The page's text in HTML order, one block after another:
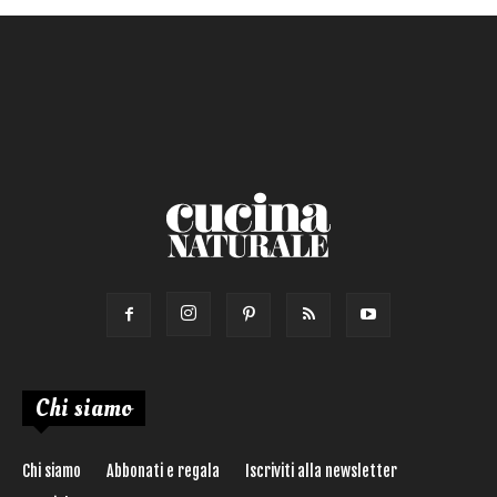
Chi siamo
Chi siamo Abbonati e regala
Iscriviti alla newsletter